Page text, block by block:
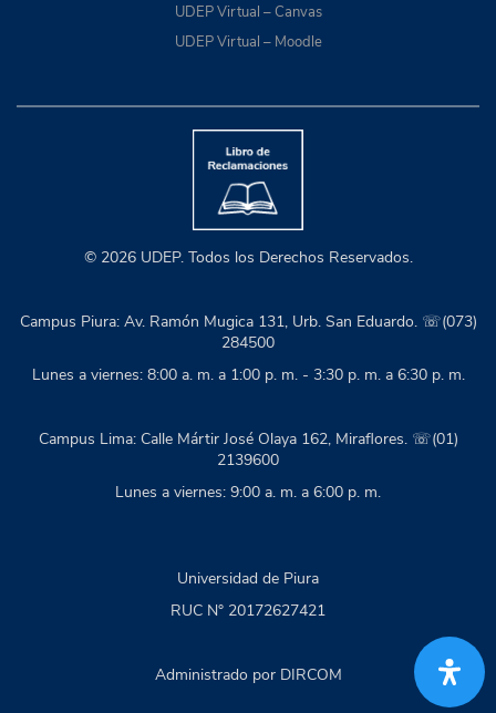
UDEP Virtual – Canvas
UDEP Virtual – Moodle
© 2026 UDEP. Todos los Derechos Reservados.
Campus Piura: Av. Ramón Mugica 131, Urb. San Eduardo. ☏(073)
284500
Lunes a viernes: 8:00 a. m. a 1:00 p. m. - 3:30 p. m. a 6:30 p. m.
Campus Lima: Calle Mártir José Olaya 162, Miraflores. ☏(01)
2139600
Lunes a viernes: 9:00 a. m. a 6:00 p. m.
Universidad de Piura
RUC N° 20172627421
Administrado por DIRCOM